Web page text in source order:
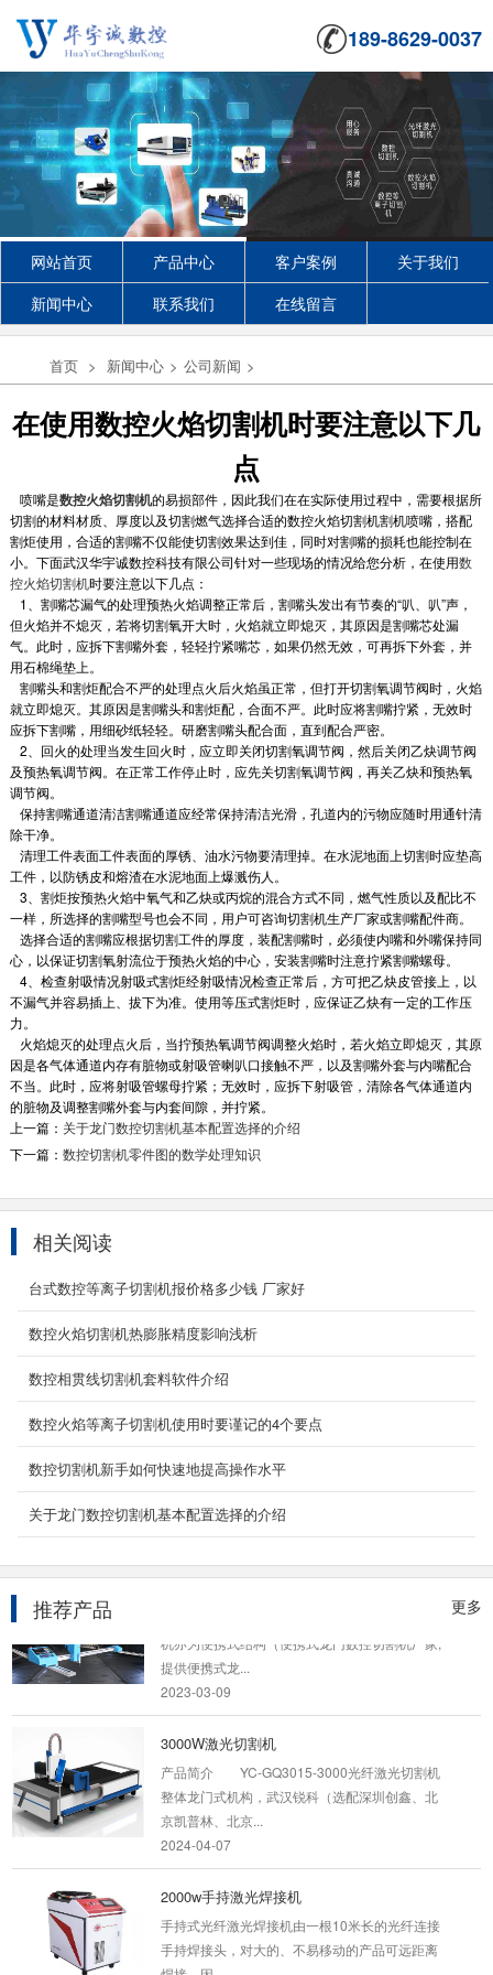
189-8629-0037
网站首页 产品中心 客户案例
关于我们
新闻中心
联系我们 在线留言
首页 > 新闻中心 > 公司新闻 >
在使用数控火焰切割机时要注意以下几
点
喷嘴是数控火焰切割机的易损部件，因此我们在在实际使用过程中，需要根据所
切割的材料材质、厚度以及切割燃气选择合适的数控火焰切割机割机喷嘴，搭配
割炬使用，合适的割嘴不仅能使切割效果达到佳，同时对割嘴的损耗也能控制在
小。下面武汉华宇诚数控科技有限公司针对一些现场的情况给您分析，在使用数
控火焰切割机时要注意以下几点：
1、割嘴芯漏气的处理预热火焰调整正常后，割嘴头发出有节奏的“叭、叭”声，
但火焰并不熄灭，若将切割氧开大时，火焰就立即熄灭，其原因是割嘴芯处漏
气。此时，应拆下割嘴外套，轻轻拧紧嘴芯，如果仍然无效，可再拆下外套，并
用石棉绳垫上。
割嘴头和割炬配合不严的处理点火后火焰虽正常，但打开切割氧调节阀时，火焰
就立即熄灭。其原因是割嘴头和割炬配，合面不严。此时应将割嘴拧紧，无效时
应拆下割嘴，用细砂纸轻轻。研磨割嘴头配合面，直到配合严密。
2、回火的处理当发生回火时，应立即关闭切割氧调节阀，然后关闭乙炔调节阀
及预热氧调节阀。在正常工作停止时，应先关切割氧调节阀，再关乙炔和预热氧
调节阀。
保持割嘴通道清洁割嘴通道应经常保持清洁光滑，孔道内的污物应随时用通针清
除干净。
清理工件表面工件表面的厚锈、油水污物要清理掉。在水泥地面上切割时应垫高
工件，以防锈皮和熔渣在水泥地面上爆溅伤人。
3、割炬按预热火焰中氧气和乙炔或丙烷的混合方式不同，燃气性质以及配比不
一样，所选择的割嘴型号也会不同，用户可咨询切割机生产厂家或割嘴配件商。
选择合适的割嘴应根据切割工件的厚度，装配割嘴时，必须使内嘴和外嘴保持同
心，以保证切割氧射流位于预热火焰的中心，安装割嘴时注意拧紧割嘴螺母。
4、检查射吸情况射吸式割炬经射吸情况检查正常后，方可把乙炔皮管接上，以
不漏气并容易插上、拔下为准。使用等压式割炬时，应保证乙炔有一定的工作压
力。
火焰熄灭的处理点火后，当拧预热氧调节阀调整火焰时，若火焰立即熄灭，其原
因是各气体通道内存有脏物或射吸管喇叭口接触不严，以及割嘴外套与内嘴配合
不当。此时，应将射吸管螺母拧紧；无效时，应拆下射吸管，清除各气体通道内
的脏物及调整割嘴外套与内套间隙，并拧紧。
上一篇： 关于龙门数控切割机基本配置选择的介绍
下一篇： 数控切割机零件图的数学处理知识
相关阅读
台式数控等离子切割机报价格多少钱 厂家好
数控火焰切割机热膨胀精度影响浅析
数控相贯线切割机套料软件介绍
数控火焰等离子切割机使用时要谨记的4个要点
数控切割机新手如何快速地提高操作水平
关于龙门数控切割机基本配置选择的介绍
更多
推荐产品
龙门式数控火焰切割机
我们郑重承诺： 本公司所售切割机均为配置稳定
的设备，不会随便追逐利润，降低配置。 我们采
取换...
2020-05-13
12000w光纤激光切割机
产品简介 12000W光纤激光切割机是光纤激
12000瓦光纤激光切...
2024-04-07
便携式龙门数控切割机
提供便携式龙...
2023-03-09
3000W激光切割机
产品简介 YC-GQ3015-3000光纤激光切割机
整体龙门式机构，武汉锐科（选配深圳创鑫、北
京凯普林、北京...
2024-04-07
2000w手持激光焊接机
手持式光纤激光焊接机由一根10米长的光纤连接
手持焊接头，对大的、不易移动的产品可远距离
焊接，因...